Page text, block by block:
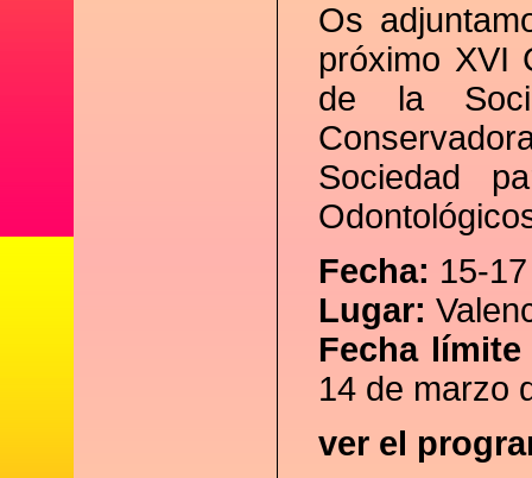
Os
próximo XVI
de la
Sociedad
Fecha: 15-
Lugar:
Fecha
14 de marzo
ver el